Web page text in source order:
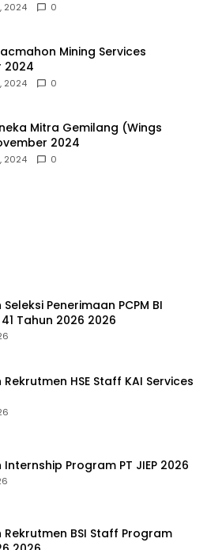
2024 0
Mining Services
2024
2024 0
Mitra Gemilang (Wings
2024
2024 0
Penerimaan PCPM BI
Tahun 2026 2026
HSE Staff KAI Services
Program PT JIEP 2026
Rekrutmen BSI Staff Program